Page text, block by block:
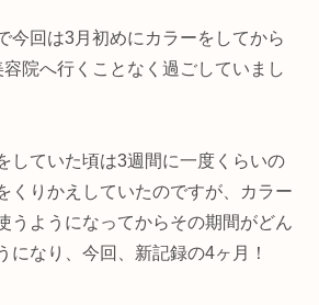
今回は3月初めにカラーをしてから
院へ行くことなく過ごしていまし
していた頃は3週間に一度くらいの
くりかえしていたのですが、カラー
うようになってからその期間がどん
になり、今回、新記録の4ヶ月！